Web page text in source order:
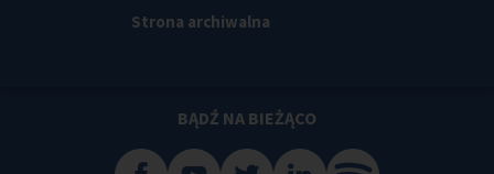
Strona archiwalna
BĄDŹ NA BIEŻĄCO